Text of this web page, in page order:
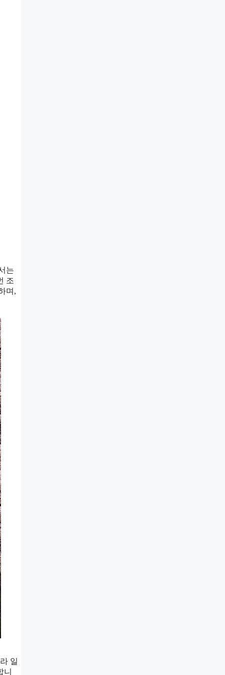
는
조
며,
일
니